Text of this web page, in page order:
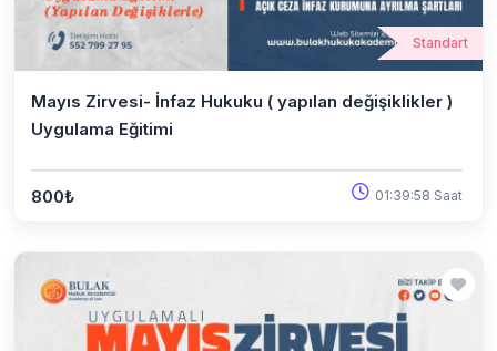
Standart
Mayıs Zirvesi- İnfaz Hukuku ( yapılan değişiklikler )
Uygulama Eğitimi
800₺ 01:39:58 Saat